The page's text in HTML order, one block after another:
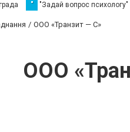
" "Задай вопрос психологу"
ООО «Транзит — С»
ООО